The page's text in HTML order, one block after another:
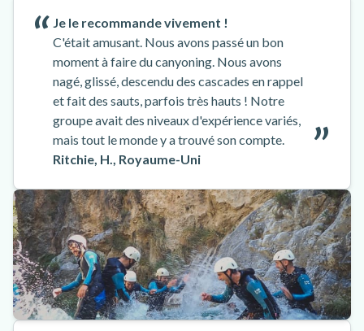
Je le recommande vivement !
C'était amusant. Nous avons passé un bon
moment à faire du canyoning. Nous avons
nagé, glissé, descendu des cascades en rappel
et fait des sauts, parfois très hauts ! Notre
groupe avait des niveaux d'expérience variés,
mais tout le monde y a trouvé son compte.
Ritchie, H., Royaume-Uni